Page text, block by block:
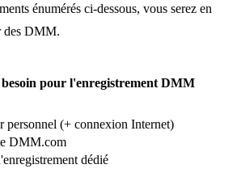
énumérés ci-dessous, vous serez en
des DMM.
besoin pour l'enregistrement DMM
personnel (+ connexion Internet)
DMM.com
dédié